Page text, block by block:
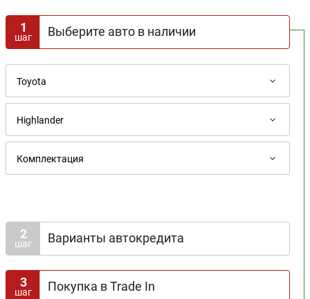
1
шаг Выберите авто в наличии
2
шаг Варианты автокредита
Доступна госпрограмма
3
шаг Покупка в Trade In